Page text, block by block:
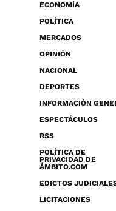
ECONOMÍA
POLÍTICA
MERCADOS
OPINIÓN
NACIONAL
DEPORTES
INFORMACIÓN
ESPECTÁCULOS
RSS
POLÍTICA DE
PRIVACIDAD DE
ÁMBITO.COM
EDICTOS
LICITACIONES